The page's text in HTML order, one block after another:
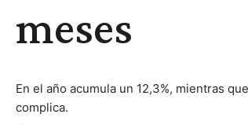
meses
En el año acumula un 12,3%, mientras
complica.